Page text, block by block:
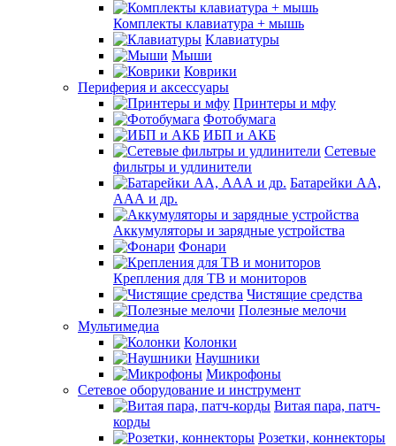
Комплекты клавиатура + мышь
Клавиатуры
Мыши
Коврики
Периферия и аксессуары
Принтеры и мфу
Фотобумага
ИБП и АКБ
Сетевые
фильтры и удлинители
Батарейки АА,
ААА и др.
Аккумуляторы и зарядные устройства
Фонари
Крепления для ТВ и мониторов
Чистящие средства
Полезные мелочи
Мультимедиа
Колонки
Наушники
Микрофоны
Сетевое оборудование и инструмент
Витая пара, патч-
корды
Розетки, коннекторы